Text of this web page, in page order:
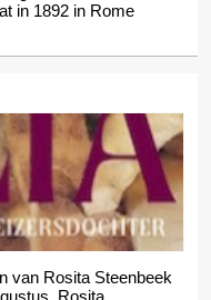
in 1892 in Rome
van Rosita Steenbeek